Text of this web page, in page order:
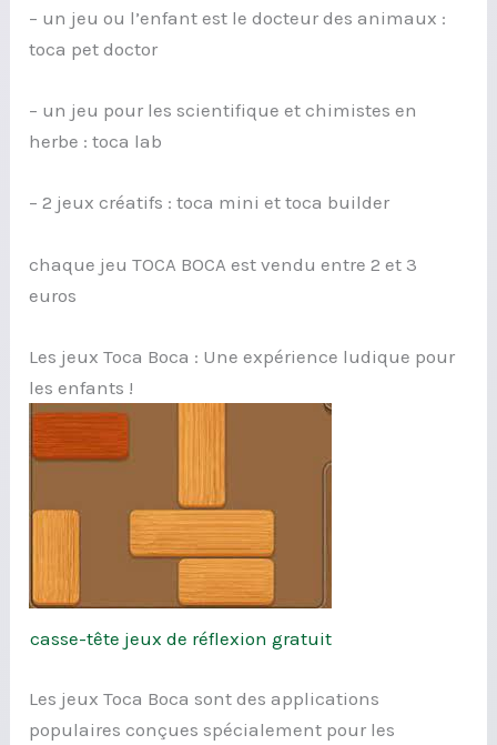
– un jeu ou l’enfant est le docteur des animaux :
toca pet doctor
– un jeu pour les scientifique et chimistes en
herbe : toca lab
– 2 jeux créatifs : toca mini et toca builder
chaque jeu TOCA BOCA est vendu entre 2 et 3
euros
Les jeux Toca Boca : Une expérience ludique pour
les enfants !
casse-tête jeux de réflexion gratuit
Les jeux Toca Boca sont des applications
populaires conçues spécialement pour les